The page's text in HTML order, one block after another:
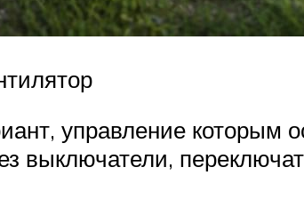
управление которым
выключатели,